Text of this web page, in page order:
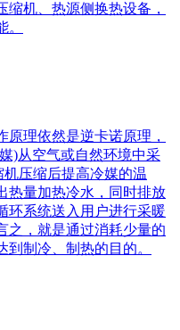
机、热源侧换热设备，
理依然是逆卡诺原理，
)从空气或自然环境中采
压缩后提高冷媒的温
热量加热冷水，同时排放
环系统送入用户进行采暖
之，就是通过消耗少量的
制冷、制热的目的。